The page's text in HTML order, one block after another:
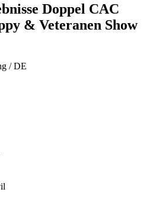
Doppel CAC
& Veteranen Show
/ DE